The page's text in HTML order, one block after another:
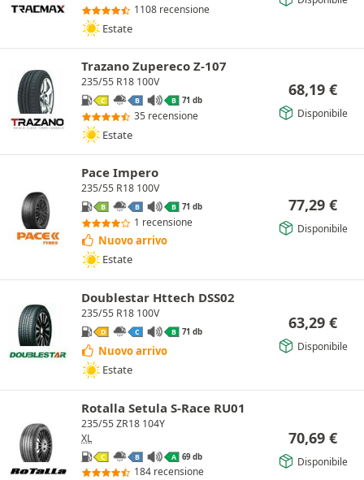
1108 recensione
Estate
Trazano Zupereco Z-107
235/55 R18 100V
C B B 71 db
35 recensione
Estate
68,19 €
Disponibile
Pace Impero
235/55 R18 100V
B B B 71 db
1 recensione
Nuovo arrivo
Estate
77,29 €
Disponibile
Doublestar Httech DSS02
235/55 R18 100V
D C B 71 db
Nuovo arrivo
Estate
63,29 €
Disponibile
Rotalla Setula S-Race RU01
235/55 ZR18 104Y
XL
C B A 69 db
184 recensione
70,69 €
Disponibile